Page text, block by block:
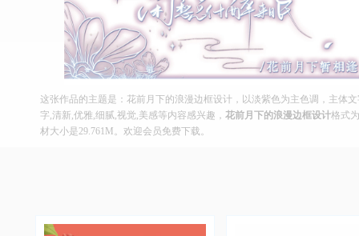
这张作品的主题是：花前月下的浪漫边框设计，以淡紫色为主色调，主体
字,清新,优雅,细腻,视觉,美感等内容感兴趣， 花前月下的浪漫边框设计格式
材大小是29.761M。欢迎会员免费下载。